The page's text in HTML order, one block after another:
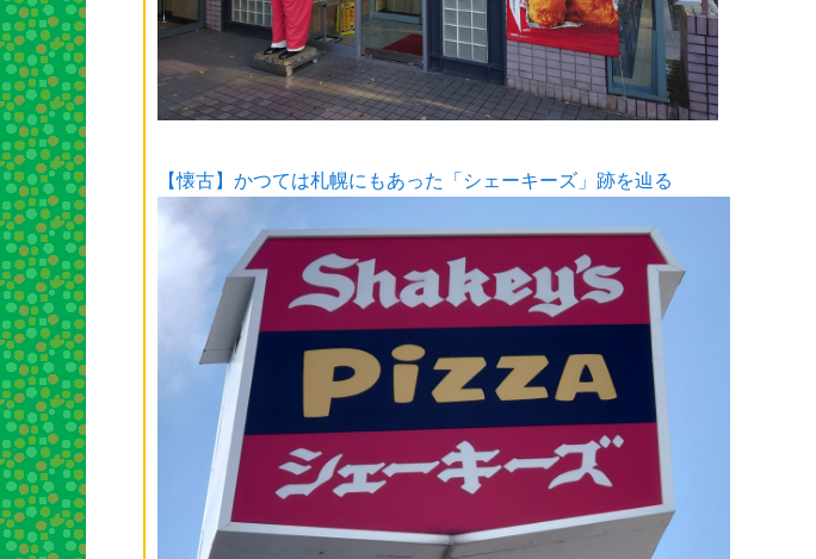
【懐古】かつては札幌にもあった「シェーキーズ」跡を辿る